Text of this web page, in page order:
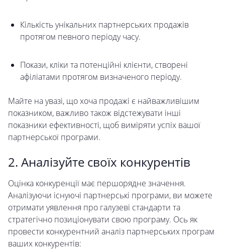
Кількість унікальних партнерських продажів
протягом певного періоду часу.
Покази, кліки та потенційні клієнти, створені
афіліатами протягом визначеного періоду.
Майте на увазі, що хоча продажі є найважливішим
показником, важливо також відстежувати інші
показники ефективності, щоб виміряти успіх вашої
партнерської програми.
2. Аналізуйте своїх конкурентів
Оцінка конкуренції має першорядне значення.
Аналізуючи існуючі партнерські програми, ви можете
отримати уявлення про галузеві стандарти та
стратегічно позиціонувати свою програму. Ось як
провести конкурентний аналіз партнерських програм
ваших конкурентів: